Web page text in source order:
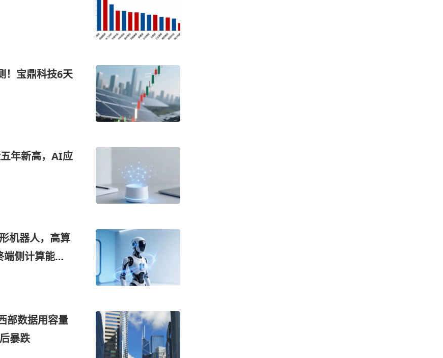
！宝鼎科技6天
年新高，AI应
机器人，高算
端侧计算能
部数据用容量
暴跌